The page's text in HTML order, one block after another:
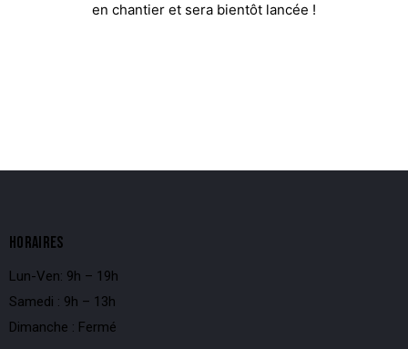
en chantier et sera bientôt lancée !
HORAIRES
Lun-Ven: 9h – 19h
Samedi : 9h – 13h
Dimanche : Fermé